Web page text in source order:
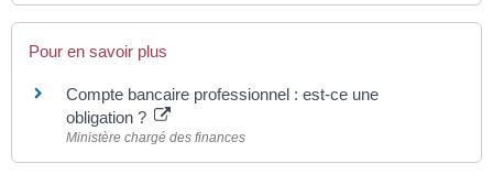
Pour en savoir plus
Compte bancaire professionnel : est-ce une
obligation ?
Ministère chargé des finances